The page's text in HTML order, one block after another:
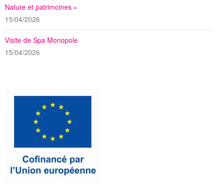
Nature et patrimoines »
15/04/2026
Visite de Spa Monopole
15/04/2026